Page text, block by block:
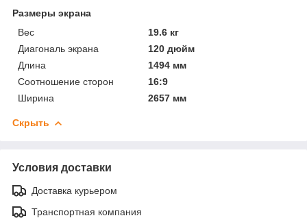
Размеры экрана
Вес
19.6 кг
Диагональ экрана
120 дюйм
Длина
1494 мм
Соотношение сторон
16:9
Ширина
2657 мм
Скрыть
Условия доставки
Доставка курьером
Транспортная компания